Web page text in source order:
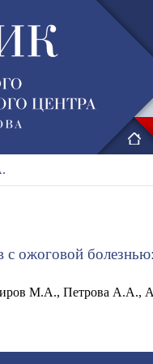
с ожоговой
М.А., Петрова А.А.,